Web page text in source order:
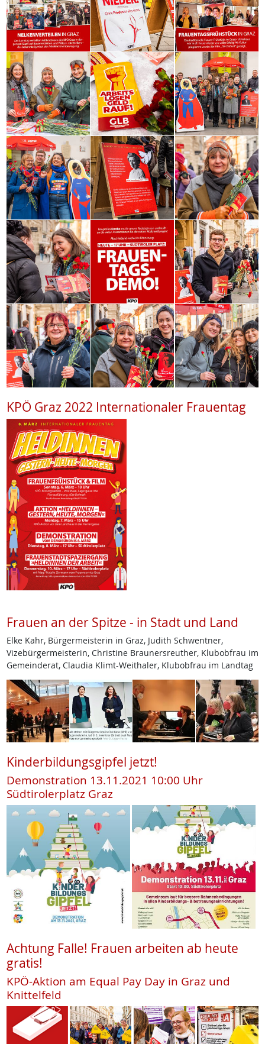
KPÖ Graz 2022 Internationaler Frauentag
Frauen an der Spitze - in Stadt und Land
Elke Kahr, Bürgermeisterin in Graz, Judith Schwentner,
Vizebürgermeisterin, Christine Braunersreuther, Klubobfrau im
Gemeinderat, Claudia Klimt-Weithaler, Klubobfrau im Landtag
Kinderbildungsgipfel jetzt!
Demonstration 13.11.2021 10:00 Uhr
Südtirolerplatz Graz
Achtung Falle! Frauen arbeiten ab heute
gratis!
KPÖ-Aktion am Equal Pay Day in Graz und
Knittelfeld